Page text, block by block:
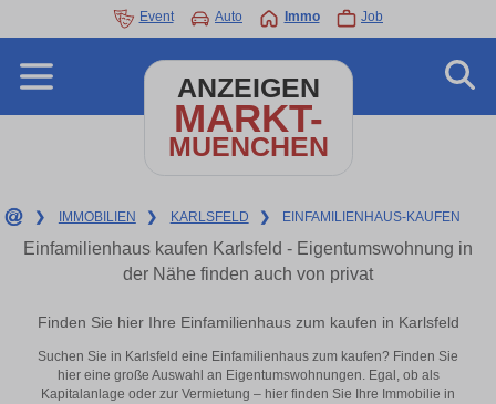
Event Auto Immo Job
ANZEIGEN
MARKT-
MUENCHEN
❯ IMMOBILIEN ❯ KARLSFELD ❯ EINFAMILIENHAUS-KAUFEN
Einfamilienhaus kaufen Karlsfeld - Eigentumswohnung in
der Nähe finden auch von privat
Finden Sie hier Ihre Einfamilienhaus zum kaufen in Karlsfeld
Suchen Sie in Karlsfeld eine Einfamilienhaus zum kaufen? Finden Sie
hier eine große Auswahl an Eigentumswohnungen. Egal, ob als
Kapitalanlage oder zur Vermietung – hier finden Sie Ihre Immobilie in